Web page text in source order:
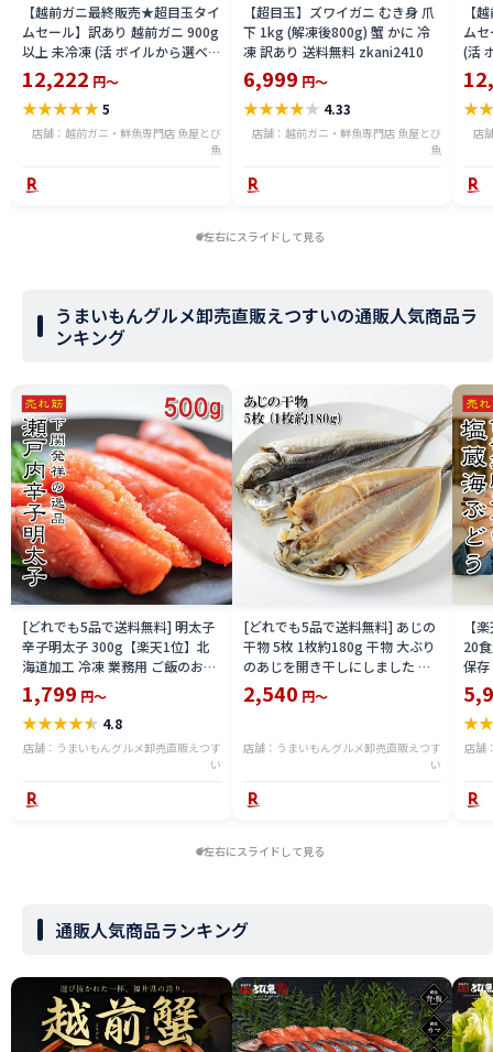
【越前ガニ最終販売★超目玉タイ
ムセール】訳あり 越前ガニ 900g
以上 未冷凍 (活 ボイルから選べ
る) 福井県産 国産 産地直送 脚折
れ 訳ありカニ 越前がに ズワイガ
ニ 越前 かに 送料無料 etz-900w
12,222 円～
★★★★★5
店舗：越前ガニ・鮮魚専門店 魚屋とび
魚
【超目玉】ズワイガニ むき身 爪
下 1kg (解凍後800g) 蟹 かに 冷
凍 訳あり 送料無料 zkani2410
6,999 円～
★★★★★ 4.33
店舗：越前ガニ・鮮魚専門店 魚屋とび
魚
【
ム
(活
国
が
料
★
店
左右にスライドして見る
うまいもんグルメ卸売直販えつすいの通販人気商品ラ
ンキング
[どれでも5品で送料無料] 明太子
辛子明太子 300g【楽天1位】北
海道加工 冷凍 業務用 ご飯のお供
おつまみ パスタ 便利 時短 家庭用
たっぷり 明太 塩たら子 めんたい
こ プチプチ食感 おにぎり トース
ト アレンジ 保存食 ストック 冷凍
1,799 円～
★★★★★ 4.8
店舗：うまいもんグルメ卸売直販えつす
い
[どれでも5品で送料無料] あじの
干物 5枚 1枚約180g 干物 大ぶり
のあじを開き干しにしました 鯵
冷凍
2,540 円～
店舗：うまいもんグルメ卸売直販えつす
い
【
20
保存
塩
長
お取
ト
★
店舗
左右にスライドして見る
通販人気商品ランキング